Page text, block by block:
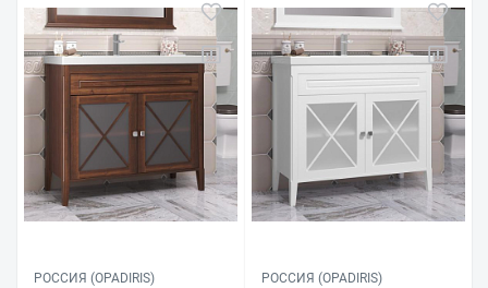
РОССИЯ (OPADIRIS) РОССИЯ (OPADIRIS)